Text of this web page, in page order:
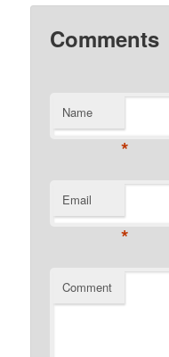
Comments
Name
*
Email
*
Comment